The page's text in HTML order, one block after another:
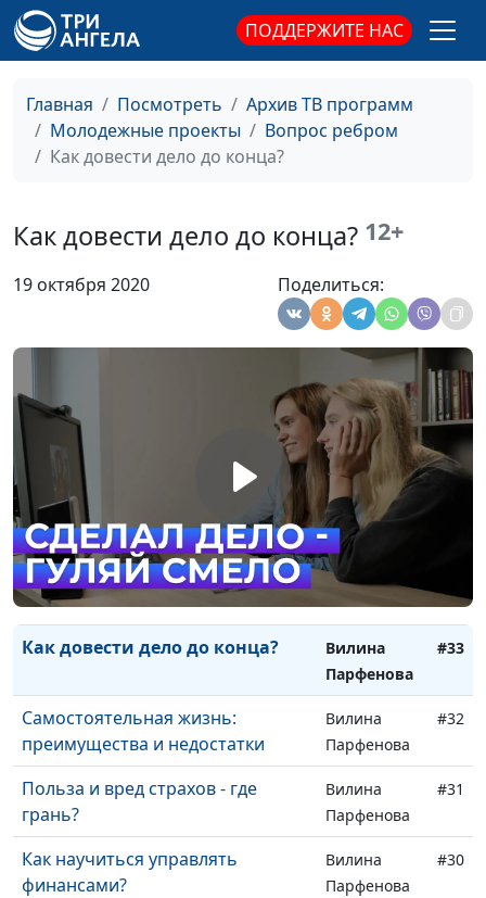
ПОДДЕРЖИТЕ НАС
Главная Посмотреть
Архив ТВ программ
Молодежные проекты
Вопрос ребром
Как довести дело до конца?
Как довести дело до конца? 12+
19 октября 2020 Поделиться:
Что делать, если нет энергии?
Вилина
Парфенова
Парфенова
Как поддержать во время
Личные границы: как построить
и отстоять
Вилина
Парфенова
Как научиться радоваться за
Вилина
Парфенова
#38
Как стать смелее?
Вилина
Парфенова
#37
Как реагировать на критику?
Вилина
Парфенова
В чем моя одаренность: как
найти свои таланты?
Вилина
Парфенова
Как научиться говорить «нет»?
Вилина
Парфенова
Как довести дело до конца?
Вилина
Парфенова
#33
Самостоятельная жизнь:
преимущества и недостатки
Вилина
Парфенова
#32
Польза и вред страхов - где
грань?
Вилина
Парфенова
#31
Как научиться управлять
финансами?
Вилина
Парфенова
#30